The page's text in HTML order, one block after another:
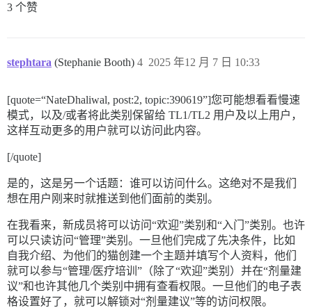
3 个赞
stephtara (Stephanie Booth) 2025 年12 月 7 日 10:33
4
[quote=“NateDhaliwal, post:2, topic:390619”]您可能想看看慢速
模式，以及/或者将此类别保留给 TL1/TL2 用户及以上用户，
这样互动更多的用户就可以访问此内容。
[/quote]
是的，这是另一个话题：谁可以访问什么。这绝对不是我们
想在用户刚来时就推送到他们面前的类别。
在我看来，新成员将可以访问“欢迎”类别和“入门”类别。也许
可以只读访问“管理”类别。一旦他们完成了先决条件，比如
自我介绍、为他们的猫创建一个主题并填写个人资料，他们
就可以参与“管理/医疗培训”（除了“欢迎”类别）并在“剂量建
议”和也许其他几个类别中拥有查看权限。一旦他们的电子表
格设置好了，就可以解锁对“剂量建议”等的访问权限。